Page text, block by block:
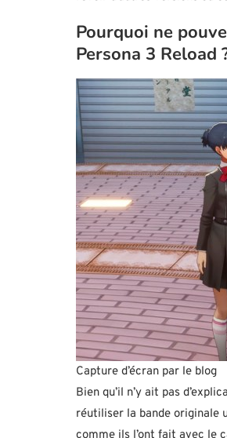
Pourquoi ne
Persona 3 Reload
Capture d’écran par le blog
Bien qu’il n’y ait pas
réutiliser la bande originale